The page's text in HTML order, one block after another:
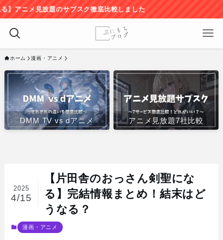
のサブスク徹底比較しました
ホーム 漫画・アニメ
DMM TV vs dアニメ アニメ見放題7社比較
【片田舎のおっさん剣聖にな
る】完結情報まとめ！結末はど
うなる？
2025
4/15
漫画・アニメ